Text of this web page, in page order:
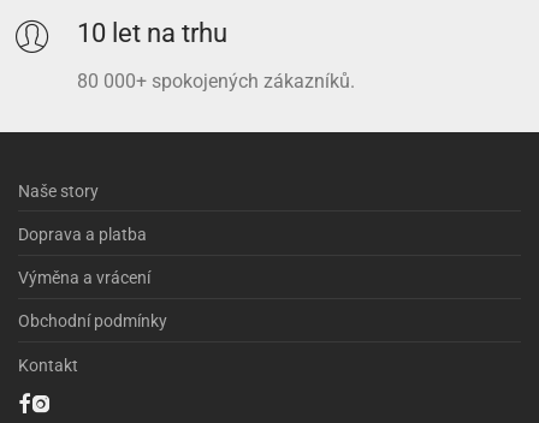
10 let na trhu
80 000+ spokojených zákazníků.
Naše story
Doprava a platba
Výměna a vrácení
Obchodní podmínky
Kontakt